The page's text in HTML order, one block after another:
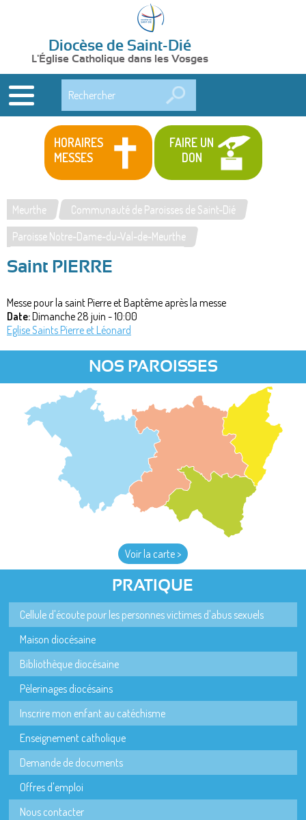
Diocèse de Saint-Dié
L'Église Catholique dans les Vosges
HORAIRES
MESSES
FAIRE UN
DON
Vous
êtes
ici
Meurthe
Communauté de Paroisses de Saint-Dié
Paroisse Notre-Dame-du-Val-de-Meurthe
Saint PIERRE
Messe pour la saint Pierre et Baptême après la messe
Date:Dimanche 28 juin - 10:00
Eglise Saints Pierre et Léonard
NOS PAROISSES
Voir la carte >
PRATIQUE
Cellule d'écoute pour les personnes victimes d'abus sexuels
Maison diocésaine
Bibliothèque diocésaine
Pèlerinages diocésains
Inscrire mon enfant au catéchisme
Enseignement catholique
Demande de documents
Offres d'emploi
Nous contacter